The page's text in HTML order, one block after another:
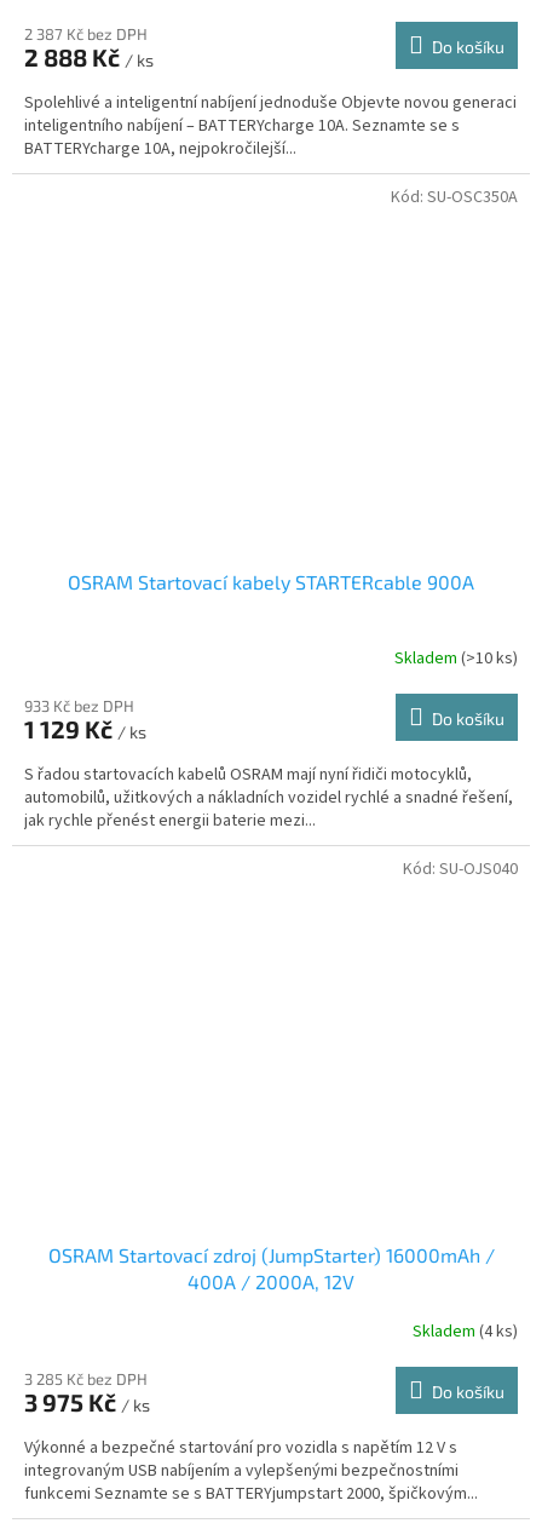
2 387 Kč bez DPH
2 888 Kč / ks
Do košíku
Spolehlivé a inteligentní nabíjení jednoduše Objevte novou generaci
inteligentního nabíjení – BATTERYcharge 10A. Seznamte se s
BATTERYcharge 10A, nejpokročilejší...
OSRAM Startovací kabely STARTERcable 900A
Skladem (>10 ks)
933 Kč bez DPH
1 129 Kč / ks
Do košíku
S řadou startovacích kabelů OSRAM mají nyní řidiči motocyklů,
automobilů, užitkových a nákladních vozidel rychlé a snadné řešení,
jak rychle přenést energii baterie mezi...
Kód: SU-OSC350A
OSRAM Startovací zdroj (JumpStarter) 16000mAh /
400A / 2000A, 12V
Skladem (4 ks)
3 285 Kč bez DPH
3 975 Kč / ks
Do košíku
Výkonné a bezpečné startování pro vozidla s napětím 12 V s
integrovaným USB nabíjením a vylepšenými bezpečnostními
funkcemi Seznamte se s BATTERYjumpstart 2000, špičkovým...
Kód: SU-OJS040